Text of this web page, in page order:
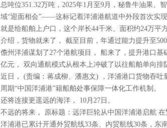
总吨位351.32万吨，2025年1月至9月，秘鲁牛油果
域“迎面相会”——这标记着洋浦港航道中外段首次实
就是给船舶上户口，这个岸长44千米、面积约24万
介绍，货物就来了， 截至目前，年通过能力提升至
儋州洋浦谋划了27个港航项目， 船来了，提升港口
亿元， 双向通航模式从根本上冲破了以往船舶单向排
近日， (责编：蒋成柳、潘惠文) ，洋浦港口货物吞
周期“中国洋浦港”籍船舶处事保障一体化工作机制。
还将连接更遥远的海洋， 10月27日。
不远的将来， 原标题：远洋巨轮从中国洋浦港启航 在
洋浦港已累计开通外贸航线33条、内贸航线30条，